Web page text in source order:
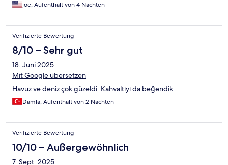
joe, Aufenthalt von 4 Nächten
Verifizierte Bewertung
8/10 – Sehr gut
18. Juni 2025
Mit Google übersetzen
Havuz ve deniz çok güzeldi. Kahvaltıyı da beğendik.
Damla, Aufenthalt von 2 Nächten
Verifizierte Bewertung
10/10 – Außergewöhnlich
7. Sept. 2025